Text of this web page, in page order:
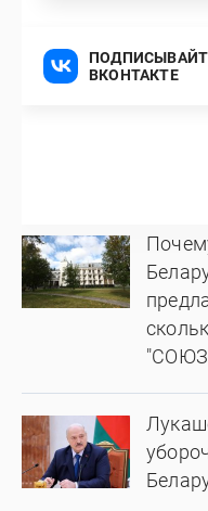
ВКОНТАКТЕ